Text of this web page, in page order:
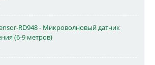
RD948 - Микроволновый датчик
(6-9 метров)